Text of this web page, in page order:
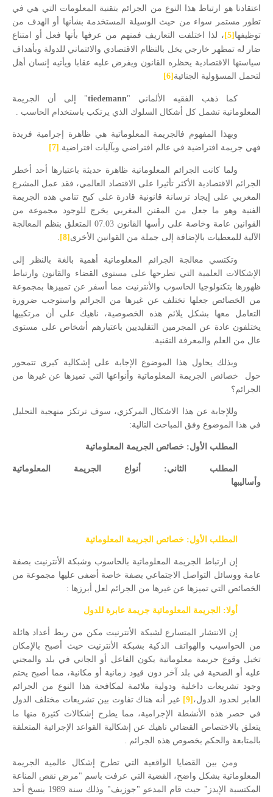
اعتقادنا هو ارتباط هذا النوع من الجرائم بتقنية المعلومات التي هي في
تطور مستمر سواء من حيث الوسيلة المستخدمة بشأنها أو الهدف من
توظيفها [5] ، لذا اختلفت التعاريف فمنهم من عرفها بأنها فعل أو امتناع
ضار له تمظهر خارجي يخل بالنظام الاقتصادي والائتماني للدولة وبأهداف
سياستها الاقتصادية يحظره القانون ويفرض عليه عقابا ويأتيه إنسان أهل
لتحمل المسؤولية الجنائية [6]
كما ذهب الفقيه الألماني "tiedemann" إلى أن الجريمة
المعلوماتية تشمل كل أشكال السلوك الذي يرتكب باستخدام الحاسب .
وبهذا المفهوم فالجريمة المعلوماتية هي ظاهرة إجرامية فريدة
فهي جريمة افتراضية في عالم افتراضي وبآليات افتراضية. [7]
ولما كانت الجرائم المعلوماتية ظاهرة حديثة باعتبارها أحد أخطر
الجرائم الاقتصادية الأكثر تأثيرا على الاقتصاد العالمي، فقد عمل المشرع
المغربي على إيجاد ترسانة قانونية قادرة على كبح تنامي هذه الجريمة
الفنية وهو ما جعل من المقنن المغربي يخرج للوجود مجموعة من
القوانين عامة وخاصة على رأسها القانون 07.03 المتعلق بنظم المعالجة
الآلية للمعطيات بالإضافة إلى جملة من القوانين الأخرى [8]
وتكتسي معالجة الجرائم المعلوماتية أهمية بالغة بالنظر إلى
الإشكالات العلمية التي تطرحها على مستوى القضاء والقانون وارتباط
ظهورها بتكنولوجيا الحاسوب والأنترنيت مما أسفر عن تمييزها بمجموعة
من الخصائص جعلها تختلف عن غيرها من الجرائم واستوجب ضرورة
التعامل معها بشكل يلائم هذه الخصوصية، ناهيك على أن مرتكبيها
يختلفون عادة عن المجرمين التقليديين باعتبارهم أشخاص على مستوى
عال من العلم والمعرفة التقنية.
وبذلك يحاول هذا الموضوع الإجابة على إشكالية كبرى تتمحور
حول
خصائص الجريمة المعلوماتية وأنواعها التي تميزها عن غيرها من
الجرائم؟
وللإجابة عن هذا الاشكال المركزي، سوف ترتكز منهجية التحليل
في هذا الموضوع وفق المباحث التالية:
المطلب الأول: خصائص الجريمة المعلوماتية
المطلب الثاني: أنواع الجريمة المعلوماتية
وأساليبها
المطلب الأول: خصائص الجريمة المعلوماتية
إن ارتباط الجريمة المعلوماتية بالحاسوب وشبكة الأنترنيت بصفة
عامة ووسائل التواصل الاجتماعي بصفة خاصة أضفى عليها مجموعة من
الخصائص التي تميزها عن غيرها من الجرائم لعل أبرزها :
أولا: الجريمة المعلوماتية جريمة عابرة للدول
إن الانتشار المتسارع لشبكة الأنترنيت مكن من ربط أعداد هائلة
من الحواسيب والهواتف الذكية بشبكة الأنترنيت حيث أصبح بالإمكان
تخيل وقوع جريمة معلوماتية يكون الفاعل أو الجاني في بلد والمجني
عليه أو الضحية في بلد آخر دون قيود زمانية أو مكانية، مما أصبح يحتم
وجود تشريعات داخلية ودولية ملائمة لمكافحة هذا النوع من الجرائم
العابر لحدود الدول، [9] غير أنه هناك تفاوت بين تشريعات مختلف الدول
في حصر هذه الأنشطة الإجرامية، مما يطرح إشكالات كثيرة منها ما
يتعلق بالاختصاص القضائي ناهيك عن إشكالية القواعد الإجرائية المتعلقة
بالمتابعة والحكم بخصوص هذه الجرائم .
ومن بين القضايا الواقعية التي تطرح إشكال عالمية الجريمة
المعلوماتية بشكل واضح، القضية التي عرفت باسم "مرض نقص المناعة
المكتسبة الإيدز" حيث قام المدعو "جوزيف" وذلك سنة 1989 بنسخ أحد